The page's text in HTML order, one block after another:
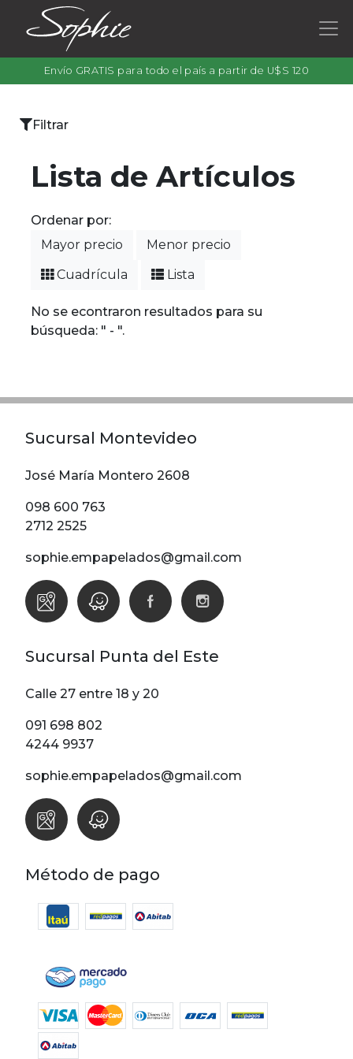
Envío GRATIS para todo el país a partir de U$S 120
×
Filtrar
por
color
Abstracto
Botanico
Escoces Y
Espiga
Guardas
Infantiles
Ladrillo
Liso
Madera
Raya
Rombos
SALE
Oportunidades
Varios
Filtrar
Filtrar
Lista de Artículos
Ordenar por:
Mayor precio
Menor precio
Cuadrícula
Lista
No se econtraron resultados para su
búsqueda: " - ".
Sucursal Montevideo
José María Montero 2608
098 600 763
2712 2525
sophie.empapelados@gmail.com
Sucursal Punta del Este
Calle 27 entre 18 y 20
091 698 802
4244 9937
sophie.empapelados@gmail.com
Método de pago